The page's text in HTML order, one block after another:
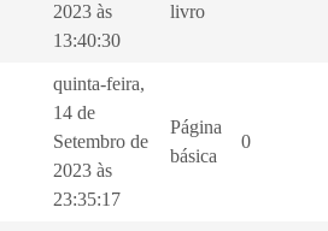
2023 às
13:40:30
livro
quinta-feira,
14 de
Setembro de
2023 às
23:35:17
Página
básica
0